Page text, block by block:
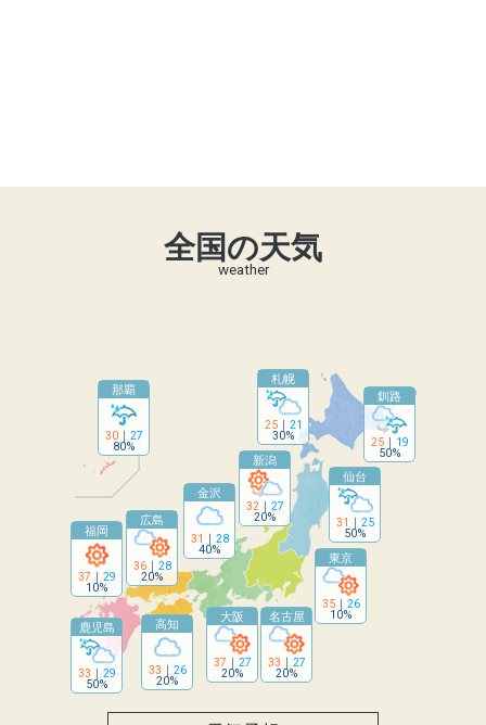
全国の天気
weather
札幌
25｜ 21
30%
釧路
25｜ 19
50%
仙台
31 25
50%
新潟
32｜ 27
20%
東京
35｜ 26
10%
金沢
31 28
40%
名古屋
33 27
20%
大阪
37 27
20%
広島
36｜ 28
20%
高知
33 26
20%
福岡
37 29
10%
鹿児島
33 29
50%
那覇
30｜ 27
80%